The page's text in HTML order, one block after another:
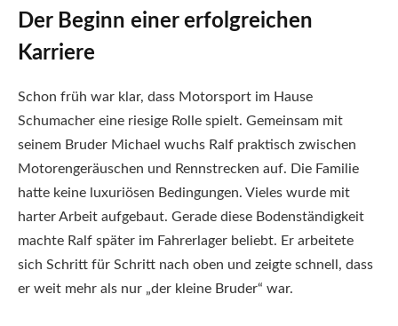
Der Beginn einer erfolgreichen
Karriere
Schon früh war klar, dass Motorsport im Hause
Schumacher eine riesige Rolle spielt. Gemeinsam mit
seinem Bruder Michael wuchs Ralf praktisch zwischen
Motorengeräuschen und Rennstrecken auf. Die Familie
hatte keine luxuriösen Bedingungen. Vieles wurde mit
harter Arbeit aufgebaut. Gerade diese Bodenständigkeit
machte Ralf später im Fahrerlager beliebt. Er arbeitete
sich Schritt für Schritt nach oben und zeigte schnell, dass
er weit mehr als nur „der kleine Bruder“ war.